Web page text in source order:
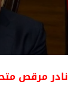
نادر مرقص